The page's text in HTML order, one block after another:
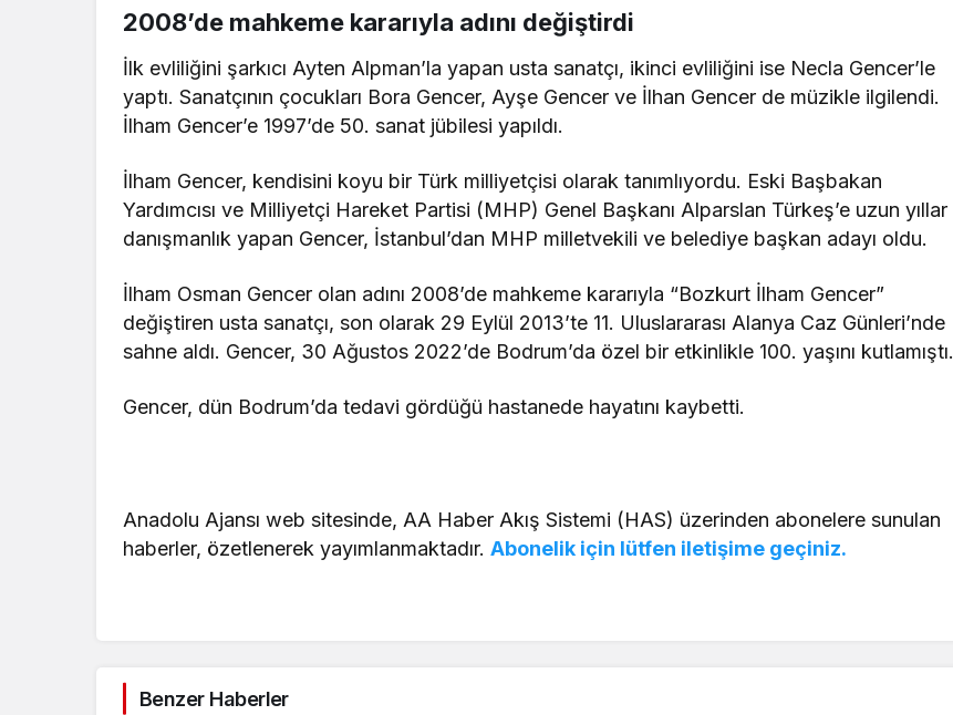
2008’de mahkeme kararıyla adını değiştirdi
İlk evliliğini şarkıcı Ayten Alpman’la yapan usta sanatçı, ikinci evliliğini ise Necla Gencer’le
yaptı. Sanatçının çocukları Bora Gencer, Ayşe Gencer ve İlhan Gencer de müzikle ilgilendi.
İlham Gencer’e 1997’de 50. sanat jübilesi yapıldı.
İlham Gencer, kendisini koyu bir Türk milliyetçisi olarak tanımlıyordu. Eski Başbakan
Yardımcısı ve Milliyetçi Hareket Partisi (MHP) Genel Başkanı Alparslan Türkeş’e uzun yıllar
danışmanlık yapan Gencer, İstanbul’dan MHP milletvekili ve belediye başkan adayı oldu.
İlham Osman Gencer olan adını 2008’de mahkeme kararıyla “Bozkurt İlham Gencer”
değiştiren usta sanatçı, son olarak 29 Eylül 2013’te 11. Uluslararası Alanya Caz Günleri’nde
sahne aldı. Gencer, 30 Ağustos 2022’de Bodrum’da özel bir etkinlikle 100. yaşını kutlamıştı.
Gencer, dün Bodrum’da tedavi gördüğü hastanede hayatını kaybetti.
Anadolu Ajansı web sitesinde, AA Haber Akış Sistemi (HAS) üzerinden abonelere sunulan
haberler, özetlenerek yayımlanmaktadır.Abonelik için lütfen iletişime geçiniz.
Benzer Haberler